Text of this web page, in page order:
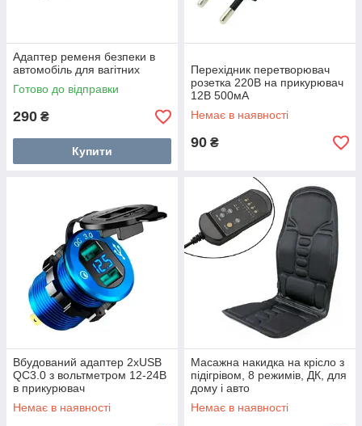
Адаптер ременя безпеки в
автомобіль для вагітних
Готово до відправки
290 ₴
Купити
Перехідник перетворювач
розетка 220В на прикурювач
12В 500мА
Немає в наявності
90 ₴
Вбудований адаптер 2xUSB
QC3.0 з вольтметром 12-24В
в прикурювач
Немає в наявності
Масажна накидка на крісло з
підігрівом, 8 режимів, ДК, для
дому і авто
Немає в наявності